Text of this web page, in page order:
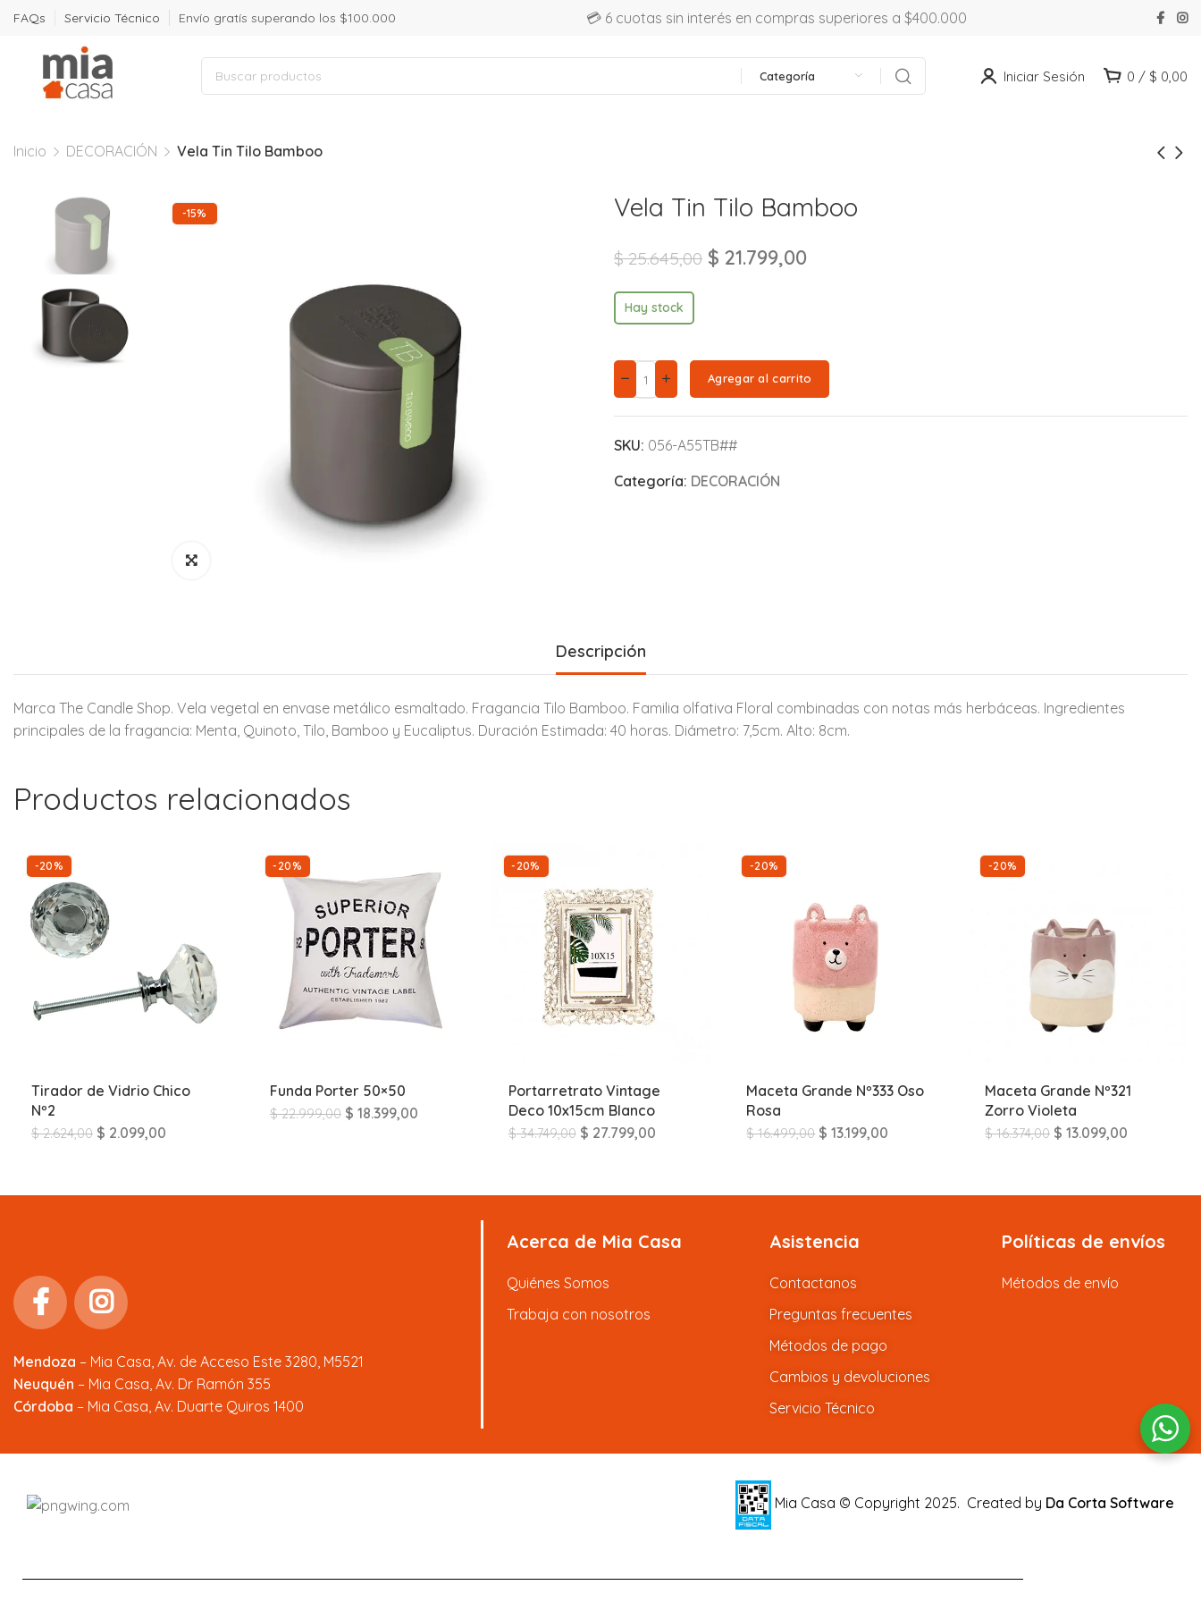
FAQs Servicio Técnico Envío gratís superando los $100.000 💳 6 cuotas sin interés en compras superiores a $400.000
Categoría Iniciar Sesión 0 / $ 0,00
Inicio DECORACIÓN Vela Tin Tilo Bamboo
-15% Vela Tin Tilo Bamboo
$25.645,00 $ 21.799,00
Hay stock
Agregar al carrito
SKU: 056-A55TB##
Categoría: DECORACIÓN
Descripción
Marca The Candle Shop. Vela vegetal en envase metálico esmaltado. Fragancia Tilo Bamboo. Familia olfativa Floral combinadas con notas más herbáceas. Ingredientes
principales de la fragancia: Menta, Quinoto, Tilo, Bamboo y Eucaliptus. Duración Estimada: 40 horas. Diámetro: 7,5cm. Alto: 8cm.
Productos relacionados
-20%
Tirador de Vidrio Chico
Nº2
$2.624,00 $ 2.099,00
-20%
Funda Porter 50×50
$22.999,00 $ 18.399,00
-20%
Portarretrato Vintage
Deco 10x15cm Blanco
$34.749,00 $ 27.799,00
-20%
Maceta Grande Nº333 Oso
Rosa
$16.499,00 $ 13.199,00
-20%
Maceta Grande Nº321
Zorro Violeta
$16.374,00 $ 13.099,00
Mendoza – Mia Casa, Av. de Acceso Este 3280, M5521
Neuquén – Mia Casa, Av. Dr Ramón 355
Córdoba – Mia Casa, Av. Duarte Quiros 1400
Acerca de Mia Casa
Quiénes Somos
Trabaja con nosotros
Asistencia
Contactanos
Preguntas frecuentes
Métodos de pago
Cambios y devoluciones
Servicio Técnico
Políticas de envíos
Métodos de envío
Mia Casa © Copyright 2025. Created by Da Corta Software